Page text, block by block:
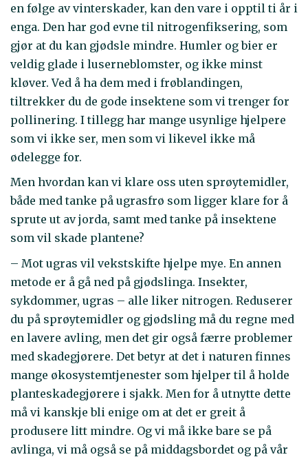
en følge av vinterskader, kan den vare i opptil ti år i
enga. Den har god evne til nitrogenfiksering, som
gjør at du kan gjødsle mindre. Humler og bier er
veldig glade i luserneblomster, og ikke minst
kløver. Ved å ha dem med i frøblandingen,
tiltrekker du de gode insektene som vi trenger for
pollinering. I tillegg har mange usynlige hjelpere
som vi ikke ser, men som vi likevel ikke må
ødelegge for.
Men hvordan kan vi klare oss uten sprøytemidler,
både med tanke på ugrasfrø som ligger klare for å
sprute ut av jorda, samt med tanke på insektene
som vil skade plantene?
– Mot ugras vil vekstskifte hjelpe mye. En annen
metode er å gå ned på gjødslinga. Insekter,
sykdommer, ugras – alle liker nitrogen. Reduserer
du på sprøytemidler og gjødsling må du regne med
en lavere avling, men det gir også færre problemer
med skadegjørere. Det betyr at det i naturen finnes
mange økosystemtjenester som hjelper til å holde
planteskadegjørere i sjakk. Men for å utnytte dette
må vi kanskje bli enige om at det er greit å
produsere litt mindre. Og vi må ikke bare se på
avlinga, vi må også se på middagsbordet og på vår